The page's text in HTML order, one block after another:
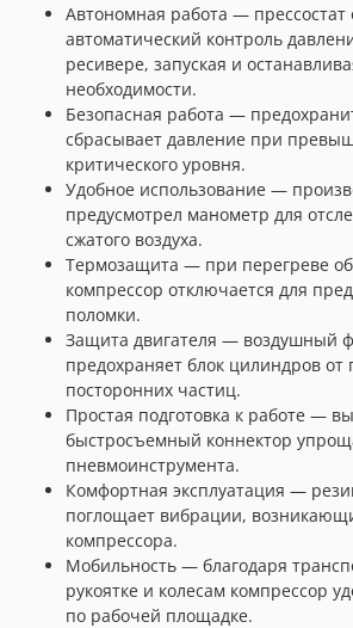
Автономная работа — прессостат
автоматический контроль
ресивере, запуская и
необходимости.
Безопасная работа —
сбрасывает давление при
критического уровня.
Удобное использование —
предусмотрел манометр для
сжатого воздуха.
Термозащита — при перегреве
компрессор отключается для
поломки.
Защита двигателя — воздушный
предохраняет блок цилиндров от
посторонних частиц.
Простая подготовка к работе —
быстросъемный коннектор
пневмоинструмента.
Комфортная эксплуатация —
поглощает вибрации,
компрессора.
Мобильность — благодаря
рукоятке и колесам компрессор
по рабочей площадке.